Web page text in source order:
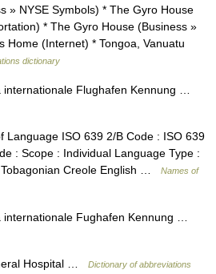
» NYSE Symbols) * The Gyro House
* The Gyro House (Business »
Home (Internet) * Tongoa, Vanuatu
dictionary
Flughafen Kennung …
ISO 639 2/B Code : ISO 639
: Scope : Individual Language Type :
Creole English …
Names of
Fughafen Kennung …
Hospital … Dictionary of abbreviations